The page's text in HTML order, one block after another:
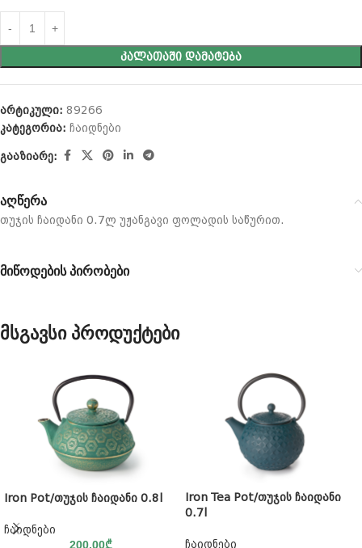
ᲙᲐᲚᲐᲗᲐᲨᲘ ᲓᲐᲛᲐᲢᲔᲑᲐ
არტიკული: 89266
კატეგორია: ჩაიდნები
გააზიარე:
აღწერა
თუჯის ჩაიდანი 0.7ლ უჟანგავი ფოლადის საწურით.
მიწოდების პირობები
მსგავსი პროდუქტები
Iron Pot/თუჯის ჩაიდანი 0.8l
ჩაიდნები
200.00₾
Iron Tea Pot/თუჯის ჩაიდანი
0.7l
ჩაიდნები